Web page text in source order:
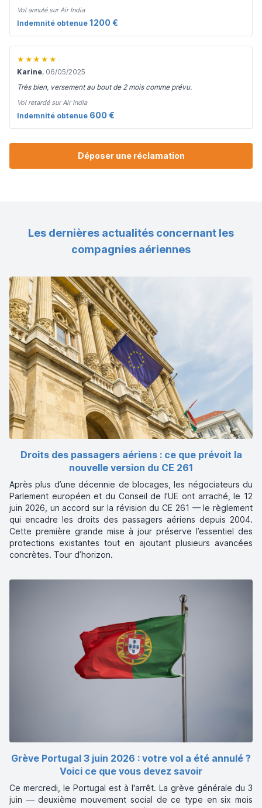
Vol annulé sur Air India
Indemnité obtenue 1200 €
★★★★★
Karine, 06/05/2025
Très bien, versement au bout de 2 mois comme prévu.
Vol retardé sur Air India
Indemnité obtenue 600 €
Déposer une réclamation
Les dernières actualités concernant les
compagnies aériennes
Droits des passagers aériens : ce que prévoit la
nouvelle version du CE 261
Après plus d’une décennie de blocages, les négociateurs du
Parlement européen et du Conseil de l’UE ont arraché, le 12
juin 2026, un accord sur la révision du CE 261 — le règlement
qui encadre les droits des passagers aériens depuis 2004.
Cette première grande mise à jour préserve l’essentiel des
protections existantes tout en ajoutant plusieurs avancées
concrètes. Tour d’horizon.
Grève Portugal 3 juin 2026 : votre vol a été annulé ?
Voici ce que vous devez savoir
Ce mercredi, le Portugal est à l'arrêt. La grève générale du 3
juin — deuxième mouvement social de ce type en six mois